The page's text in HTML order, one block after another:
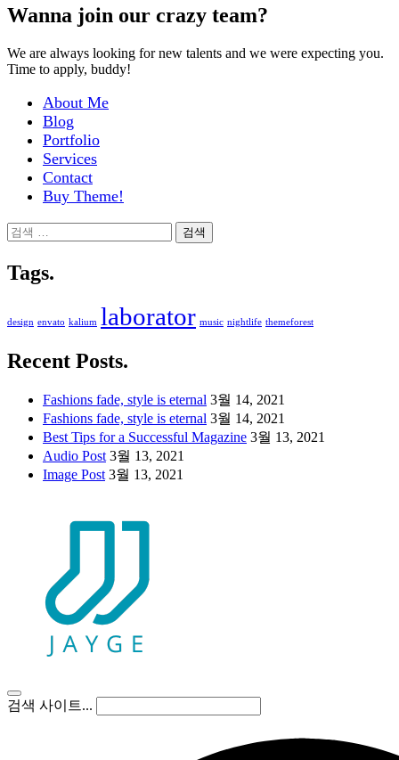
Wanna join our crazy team?
We are always looking for new talents and we were expecting you.
Time to apply, buddy!
About Me
Blog
Portfolio
Services
Contact
Buy Theme!
검
Tags.
design envato kalium laborator music nightlife themeforest
Recent Posts.
Fashions fade, style is eternal 3월 14, 2021
Fashions fade, style is eternal 3월 14, 2021
Best Tips for a Successful Magazine 3월 13, 2021
Audio Post 3월 13, 2021
Image Post 3월 13, 2021
검색 사이트...